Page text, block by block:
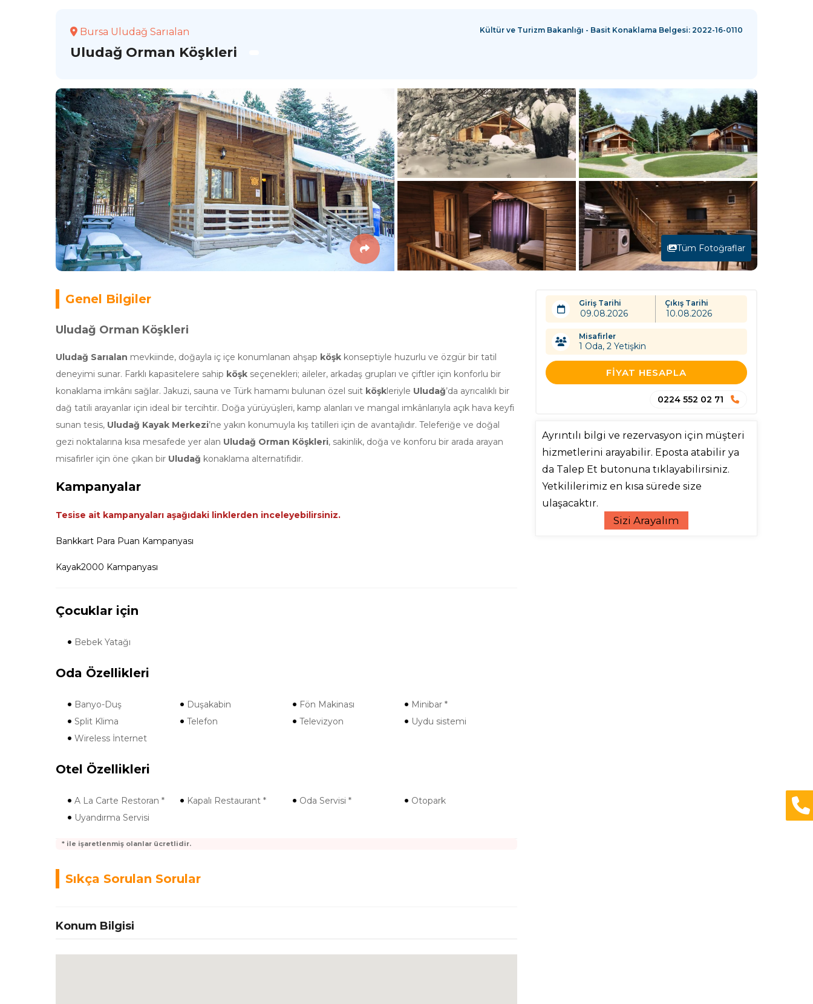
Bursa Uludağ Sarıalan
Uludağ Orman Köşkleri
Kültür ve Turizm Bakanlığı - Basit Konaklama Belgesi: 2022-16-0110
Tüm Fotoğraflar
Genel Bilgiler
Uludağ Orman Köşkleri
Uludağ Sarıalan mevkiinde, doğayla iç içe konumlanan ahşap köşk konseptiyle huzurlu ve özgür bir tatil
deneyimi sunar. Farklı kapasitelere sahip köşk seçenekleri; aileler, arkadaş grupları ve çiftler için konforlu bir
konaklama imkânı sağlar. Jakuzi, sauna ve Türk hamamı bulunan özel suit köşkleriyle Uludağ’da ayrıcalıklı bir
dağ tatili arayanlar için ideal bir tercihtir. Doğa yürüyüşleri, kamp alanları ve mangal imkânlarıyla açık hava keyfi
sunan tesis, Uludağ Kayak Merkezi’ne yakın konumuyla kış tatilleri için de avantajlıdır. Teleferiğe ve doğal
gezi noktalarına kısa mesafede yer alan Uludağ Orman Köşkleri, sakinlik, doğa ve konforu bir arada arayan
misafirler için öne çıkan bir Uludağ konaklama alternatifidir.
Kampanyalar
Tesise ait kampanyaları aşağıdaki linklerden inceleyebilirsiniz.
Bankkart Para Puan Kampanyası
Kayak2000 Kampanyası
Çocuklar için
Bebek Yatağı
Oda Özellikleri
Banyo-Duş Duşakabin Fön Makinası
Minibar *
Split Klima
Telefon Televizyon
Uydu sistemi
Wireless İnternet
Otel Özellikleri
A La Carte Restoran * Kapalı Restaurant * Oda Servisi *
Otopark
Uyandırma Servisi
* ile işaretlenmiş olanlar ücretlidir.
Sıkça Sorulan Sorular
Konum Bilgisi
Giriş Tarihi Çıkış Tarihi
Misafirler
1 Oda,2 Yetişkin
FIYAT HESAPLA
0224 552 02 71
Ayrıntılı bilgi ve rezervasyon için müşteri
hizmetlerini arayabilir. Eposta atabilir ya
da Talep Et butonuna tıklayabilirsiniz.
Yetkililerimiz en kısa sürede size
ulaşacaktır.
Sizi Arayalım